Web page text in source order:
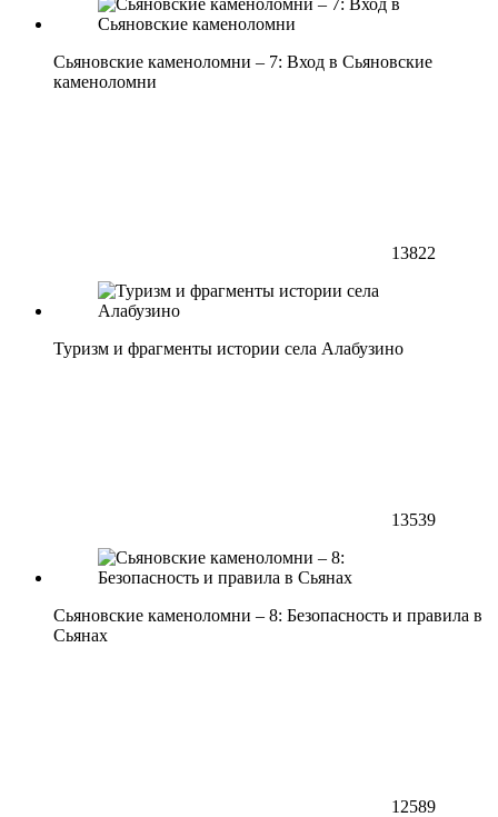
Сьяновские каменоломни – 7: Вход в Сьяновские
каменоломни
13822
Туризм и фрагменты истории села Алабузино
13539
Сьяновские каменоломни – 8: Безопасность и правила в
Сьянах
12589